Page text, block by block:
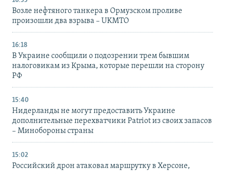
Возле нефтяного танкера в Ормузском проливе
произошли два взрыва – UKMTO
16:18
В Украине сообщили о подозрении трем бывшим
налоговикам из Крыма, которые перешли на сторону
РФ
15:40
Нидерланды не могут предоставить Украине
дополнительные перехватчики Patriot из своих запасов
– Минобороны страны
15:02
Российский дрон атаковал маршрутку в Херсоне,